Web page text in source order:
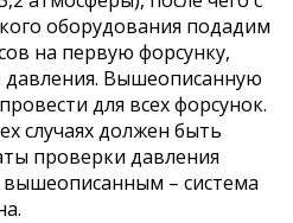
оборудования подадим
на первую форсунку,
давления. Вышеописанную
для всех форсунок.
случаях должен быть
проверки давления
– система